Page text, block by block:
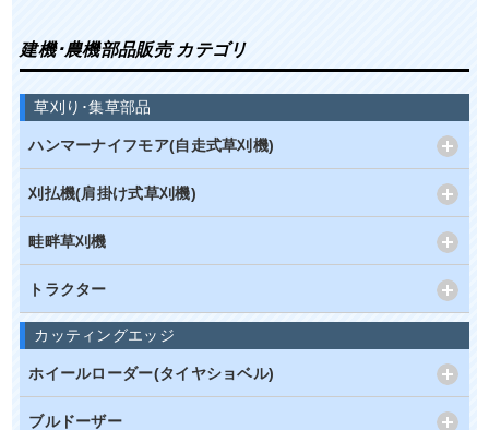
建機･農機部品販売 カテゴリ
草刈り･集草部品
ハンマーナイフモア(自走式草刈機)
刈払機(肩掛け式草刈機)
畦畔草刈機
トラクター
カッティングエッジ
ホイールローダー(タイヤショベル)
ブルドーザー